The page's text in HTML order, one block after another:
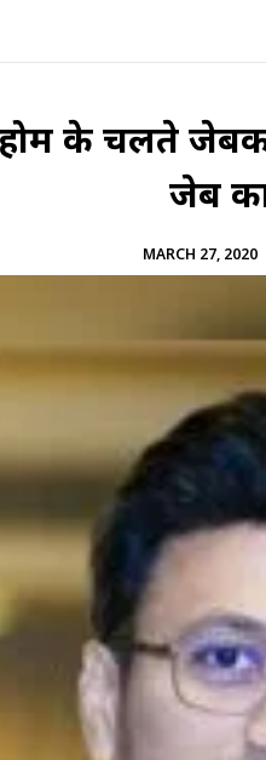
होम के चलते
जेब
MARCH 27, 2020